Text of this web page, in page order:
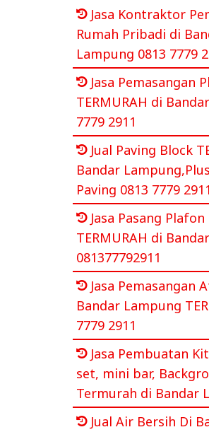
Jasa Kontraktor
Rumah Pribadi di
Lampung 0813 7779
Jasa Pemasangan
TERMURAH di
7779 2911
Jual Paving Block
Bandar
Paving 0813 7779 2911
Jasa Pasang
TERMURAH di
081377792911
Jasa Pemasangan
Bandar Lampung
7779 2911
Jasa Pembuatan
set, mini bar,
Termurah di Bandar
Jual Air Bersih Di